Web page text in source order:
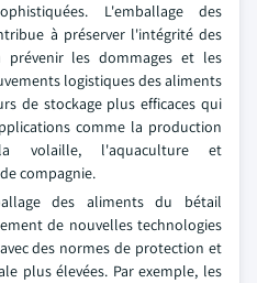
L'emballage des
à préserver l'intégrité des
les dommages et les
logistiques des aliments
de stockage plus efficaces qui
comme la production
volaille, l'aquaculture et
compagnie.
des aliments du bétail
de nouvelles technologies
des normes de protection et
plus élevées. Par exemple, les